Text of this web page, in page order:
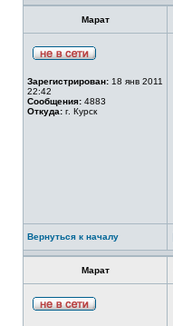
Марат
Зарегистрирован: 18 янв 2011
22:42
Сообщения: 4883
Откуда: г. Курск
Вернуться к началу
Марат